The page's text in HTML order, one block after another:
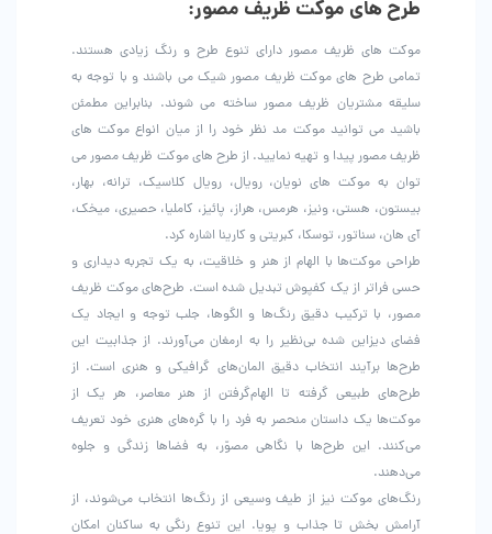
طرح های موکت ظریف مصور:
موکت های ظریف مصور دارای تنوع طرح و رنگ زیادی هستند.
تمامی طرح های موکت ظریف مصور شیک می باشند و با توجه به
سلیقه مشتریان ظریف مصور ساخته می شوند. بنابراین مطمئن
باشید می توانید موکت مد نظر خود را از میان انواع موکت های
ظریف مصور پیدا و تهیه نمایید. از طرح های موکت ظریف مصور می
توان به موکت های نویان، رویال، رویال کلاسیک، ترانه، بهار،
بیستون، هستی، ونیز، هرمس، هراز، پائیز، کاملیا، حصیری، میخک،
آی هان، سناتور، توسکا، کبریتی و کارینا اشاره کرد.
طراحی موکت‌ها با الهام از هنر و خلاقیت، به یک تجربه دیداری و
حسی فراتر از یک کفپوش تبدیل شده است. طرح‌های موکت ظریف
مصور، با ترکیب دقیق رنگ‌ها و الگوها، جلب توجه و ایجاد یک
فضای دیزاین شده بی‌نظیر را به ارمغان می‌آورند. از جذابیت این
طرح‌ها برآیند انتخاب دقیق المان‌های گرافیکی و هنری است. از
طرح‌های طبیعی گرفته تا الهام‌گرفتن از هنر معاصر، هر یک از
موکت‌ها یک داستان منحصر به فرد را با گره‌های هنری خود تعریف
می‌کنند. این طرح‌ها با نگاهی مصوّر، به فضاها زندگی و جلوه
می‌دهند.
رنگ‌های موکت نیز از طیف وسیعی از رنگ‌ها انتخاب می‌شوند، از
آرامش بخش تا جذاب و پویا. این تنوع رنگی به ساکنان امکان